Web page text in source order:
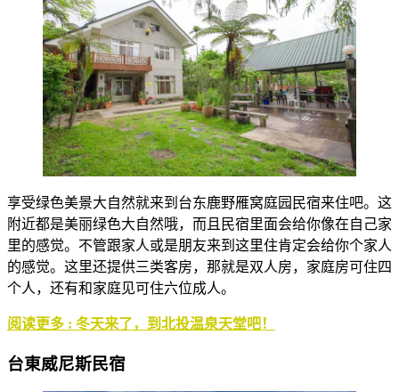
享受绿色美景大自然就来到台东鹿野雁窝庭园民宿来住吧。这
附近都是美丽绿色大自然哦，而且民宿里面会给你像在自己家
里的感觉。不管跟家人或是朋友来到这里住肯定会给你个家人
的感觉。这里还提供三类客房，那就是双人房，家庭房可住四
个人，还有和家庭见可住六位成人。
阅读更多 : 冬天来了，到北投温泉天堂吧！
台東威尼斯民宿